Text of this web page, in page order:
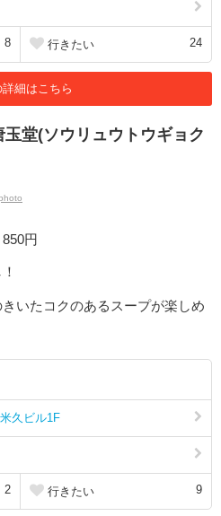
8 行きたい 24
詳細はこちら
堂(ソウリュウトウギョク
円
いたコクのあるスープが楽しめ
久ビル1F
2 行きたい 9